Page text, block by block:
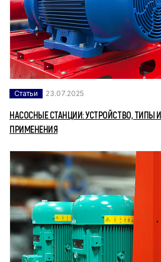
Статьи 23.07.2025
НАСОСНЫЕ СТАНЦИИ: УСТРОЙСТВО, ТИПЫ
ПРИМЕНЕНИЯ